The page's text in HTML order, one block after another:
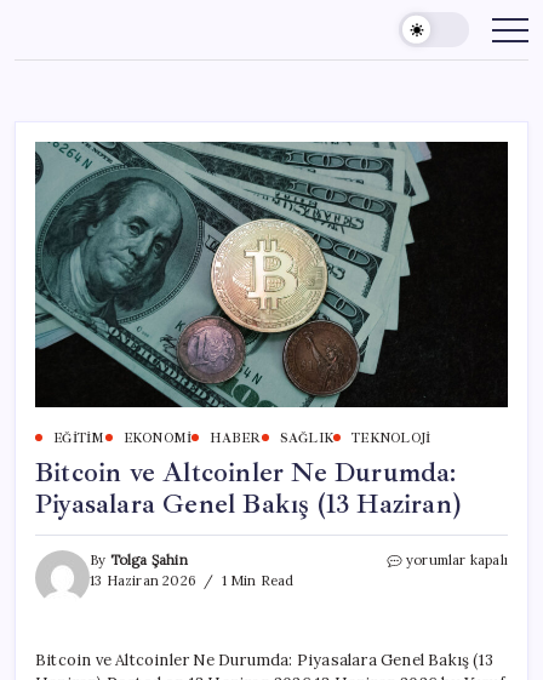
content
EĞITIM EKONOMI HABER SAĞLIK TEKNOLOJI
Bitcoin ve Altcoinler Ne Durumda:
Piyasalara Genel Bakış (13 Haziran)
By Tolga Şahin
13 Haziran 2026
1 Min Read
Bitcoin
Piyasalara
yorumlar kapalı
Bitcoin ve Altcoinler Ne Durumda: Piyasalara Genel Bakış (13